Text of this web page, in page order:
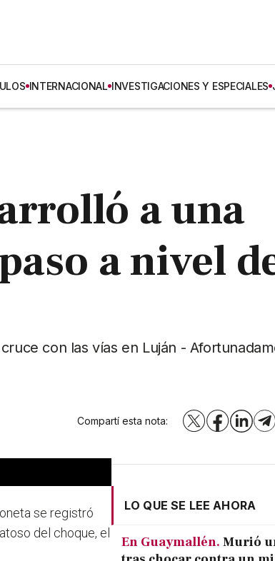
INTERNACIONAL INVESTIGACIONES Y ESPECIALES
a una
a nivel
con las vías en Luján -
Compartí esta nota: X Facebook
se registró
del choque, el
LO QUE SE LEE AHORA
En Guaymallén. Murió